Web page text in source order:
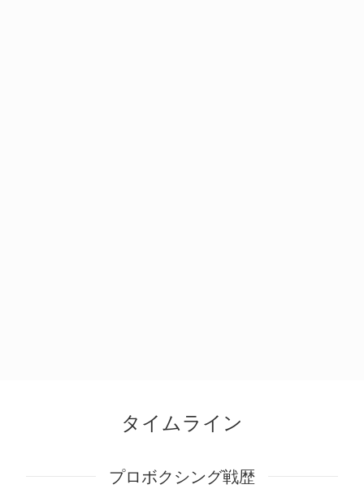
タイムライン
プロボクシング戦歴